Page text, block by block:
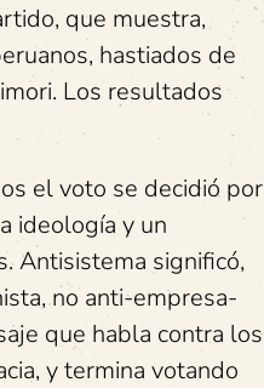
que muestra,
hastiados de
Los resultados
el voto se decidió por
ideología y un
Antisistema significó,
no anti-empresa-
que habla contra los
y termina votando